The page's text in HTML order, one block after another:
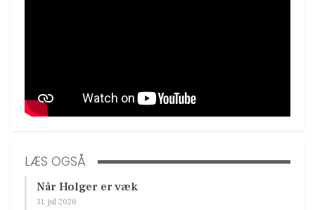
LÆS OGSÅ
Når Holger er væk
31. jul 2026